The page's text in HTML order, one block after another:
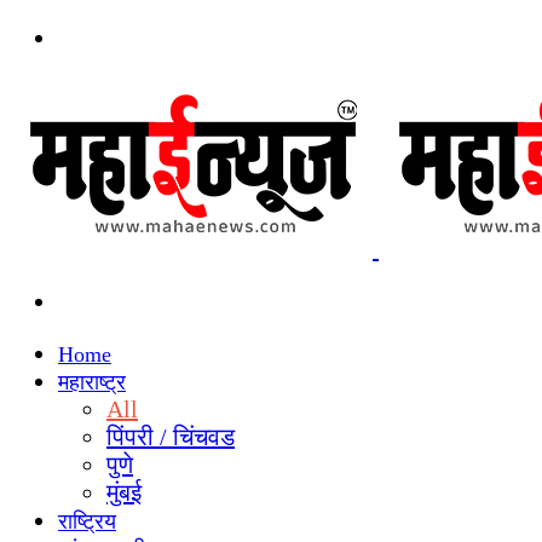
Home
महाराष्ट्र
All
पिंपरी / चिंचवड
पुणे
मुंबई
राष्ट्रिय